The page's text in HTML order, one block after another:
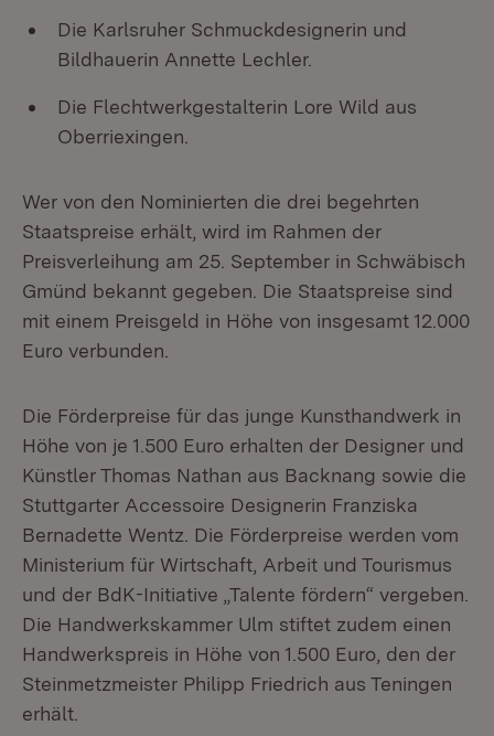
Die Karlsruher Schmuckdesignerin und
Bildhauerin Annette Lechler.
Die Flechtwerkgestalterin Lore Wild aus
Oberriexingen.
Wer von den Nominierten die drei begehrten
Staatspreise erhält, wird im Rahmen der
Preisverleihung am 25. September in Schwäbisch
Gmünd bekannt gegeben. Die Staatspreise sind
mit einem Preisgeld in Höhe von insgesamt 12.000
Euro verbunden.
Die Förderpreise für das junge Kunsthandwerk in
Höhe von je 1.500 Euro erhalten der Designer und
Künstler Thomas Nathan aus Backnang sowie die
Stuttgarter Accessoire Designerin Franziska
Bernadette Wentz. Die Förderpreise werden vom
Ministerium für Wirtschaft, Arbeit und Tourismus
und der BdK-Initiative „Talente fördern“ vergeben.
Die Handwerkskammer Ulm stiftet zudem einen
Handwerkspreis in Höhe von 1.500 Euro, den der
Steinmetzmeister Philipp Friedrich aus Teningen
erhält.